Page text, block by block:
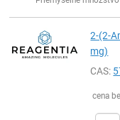
2-(2-
mg)
CAS:
cena